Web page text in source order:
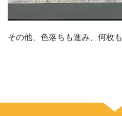
その他、色落ちも進み、何枚